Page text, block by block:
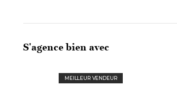
S'agence bien avec
MEILLEUR VENDEUR